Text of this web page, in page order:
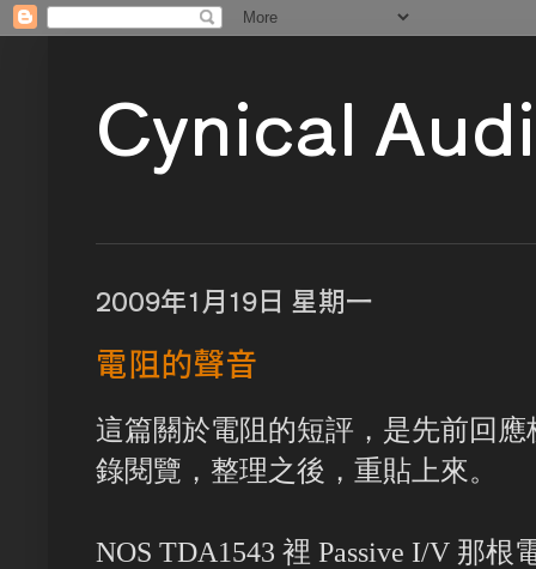
Cynical
2009年1月19日 星期一
電阻的聲音
這篇關於電阻的短評，是先前回
錄閱覽，整理之後，重貼上來。
NOS TDA1543 裡 Passive I/V 那